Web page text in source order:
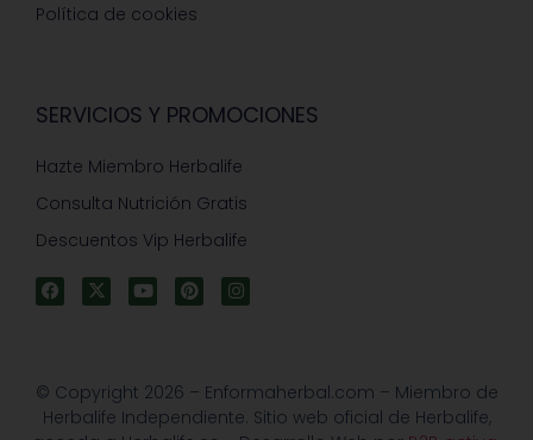
Política de cookies
SERVICIOS Y PROMOCIONES
Hazte Miembro Herbalife
Consulta Nutrición Gratis
Descuentos Vip Herbalife
© Copyright 2026 – Enformaherbal.com – Miembro de
Herbalife Independiente. Sitio web oficial de Herbalife,